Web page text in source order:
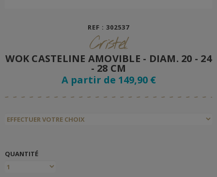
REF : 302537
Cristel
WOK CASTELINE AMOVIBLE - DIAM. 20 - 24
- 28 CM
A partir de 149,90 €
QUANTITÉ